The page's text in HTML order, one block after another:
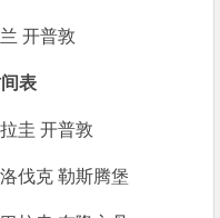
开普敦
表
圭 开普敦
伐克 勒斯腾堡